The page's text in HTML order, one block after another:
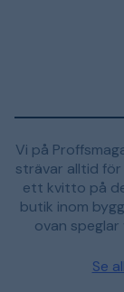
Vi på
strävar alltid
ett kvitto på
butik inom
ovan
Se